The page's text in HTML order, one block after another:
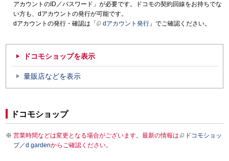
アカウントのID／パスワード」が必要です。ドコモの契約回線をお持ちでな
い方も、dアカウントの発行が可能です。
dアカウントの発行・確認は「
dアカウント発行 」でご確認ください。
ドコモショップを表示
量販店などを表示
ドコモショップ
営業時間などは変更となる場合がございます。最新の情報は
ドコモショッ
プ／d gardenからご確認ください。